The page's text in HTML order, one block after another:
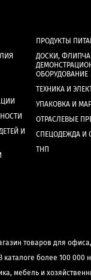
И
ПРОДУКТЫ
ДОСКИ,
ОБОРУДОВАНИЕ
ТЕХНИКА И
УПАКОВКА И
ОТРАСЛЕВЫЕ
СПЕЦОДЕЖДА И
ТНП
товаров для
каталоге более 100 000
мебель и